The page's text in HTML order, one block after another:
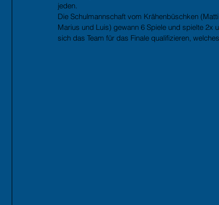
jeden.
Die Schulmannschaft vom Krähenbüschken
Marius und Luis) gewann 6 Spiele und spielte
sich das Team für das Finale qualifizieren,